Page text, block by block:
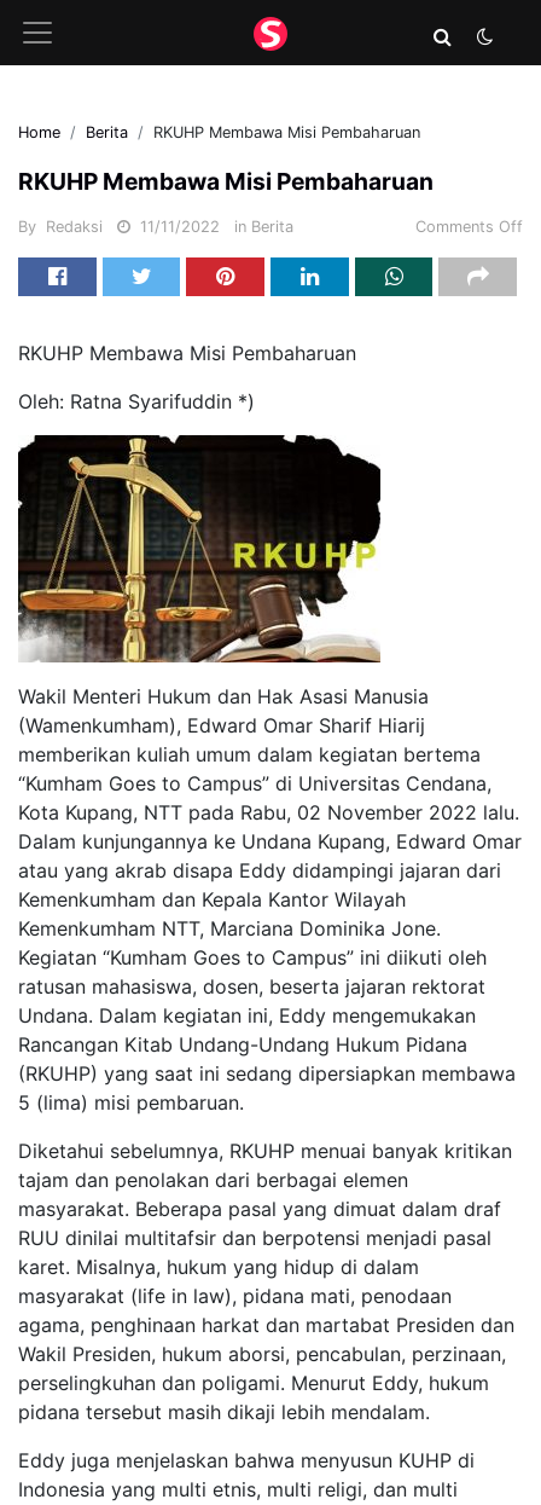
Home Berita RKUHP Membawa Misi Pembaharuan
RKUHP Membawa Misi Pembaharuan
By Redaksi 11/11/2022 in Berita Comments Off
RKUHP Membawa Misi Pembaharuan
Oleh: Ratna Syarifuddin *)
Wakil Menteri Hukum dan Hak Asasi Manusia
(Wamenkumham), Edward Omar Sharif Hiarij
memberikan kuliah umum dalam kegiatan bertema
“Kumham Goes to Campus” di Universitas Cendana,
Kota Kupang, NTT pada Rabu, 02 November 2022 lalu.
Dalam kunjungannya ke Undana Kupang, Edward Omar
atau yang akrab disapa Eddy didampingi jajaran dari
Kemenkumham dan Kepala Kantor Wilayah
Kemenkumham NTT, Marciana Dominika Jone.
Kegiatan “Kumham Goes to Campus” ini diikuti oleh
ratusan mahasiswa, dosen, beserta jajaran rektorat
Undana. Dalam kegiatan ini, Eddy mengemukakan
Rancangan Kitab Undang-Undang Hukum Pidana
(RKUHP) yang saat ini sedang dipersiapkan membawa
5 (lima) misi pembaruan.
Diketahui sebelumnya, RKUHP menuai banyak kritikan
tajam dan penolakan dari berbagai elemen
masyarakat. Beberapa pasal yang dimuat dalam draf
RUU dinilai multitafsir dan berpotensi menjadi pasal
karet. Misalnya, hukum yang hidup di dalam
masyarakat (life in law), pidana mati, penodaan
agama, penghinaan harkat dan martabat Presiden dan
Wakil Presiden, hukum aborsi, pencabulan, perzinaan,
perselingkuhan dan poligami. Menurut Eddy, hukum
pidana tersebut masih dikaji lebih mendalam.
Eddy juga menjelaskan bahwa menyusun KUHP di
Indonesia yang multi etnis, multi religi, dan multi